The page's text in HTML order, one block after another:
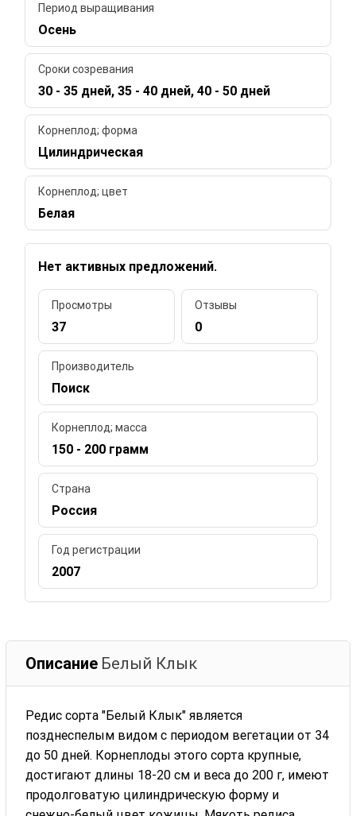
Период выращивания
Осень
Сроки созревания
30 - 35 дней, 35 - 40 дней, 40 - 50 дней
Корнеплод; форма
Цилиндрическая
Корнеплод; цвет
Белая
Нет активных предложений.
Просмотры
37
Отзывы
0
Производитель
Поиск
Корнеплод; масса
150 - 200 грамм
Страна
Россия
Год регистрации
2007
Описание Белый Клык
Редис сорта "Белый Клык" является
позднеспелым видом с периодом вегетации от 34
до 50 дней. Корнеплоды этого сорта крупные,
достигают длины 18-20 см и веса до 200 г, имеют
продолговатую цилиндрическую форму и